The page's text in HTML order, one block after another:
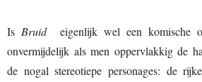
Is Bruideigenlijk wel een komische
onvermijdelijk als men oppervlakkig de
de nogal stereotiepe personages: de